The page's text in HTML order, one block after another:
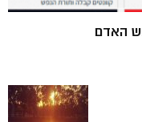
האדם